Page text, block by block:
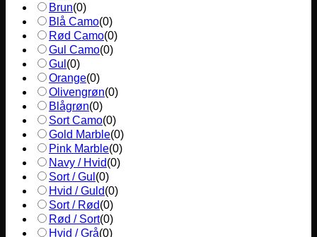
Brun(0)
Blå Camo(0)
Rød Camo(0)
Gul Camo(0)
Gul (0)
Orange(0)
Olivengrøn(0)
Blågrøn(0)
Sort Camo(0)
Gold Marble(0)
Pink Marble(0)
Navy / Hvid(0)
Sort / Gul (0)
Hvid / Guld(0)
Sort / Rød(0)
Rød / Sort(0)
Hvid / Grå(0)